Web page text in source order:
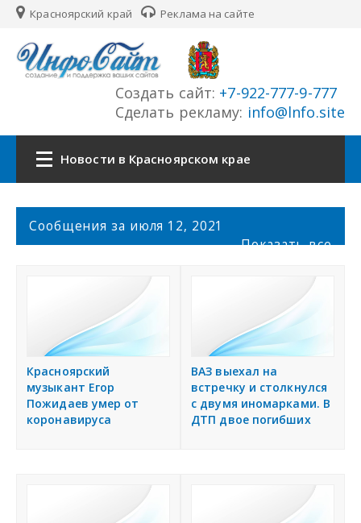
Красноярский край Реклама на сайте
Создать сайт: +7-922-777-9-777
Сделать рекламу: info@lnfo.site
Новости в Красноярском крае
Главная
История края
Подать объявление
Регионы России
Сообщения за июля 12, 2021
Показать все
Красноярский
музыкант Егор
Пожидаев умер от
коронавируса
ВАЗ выехал на
встречку и столкнулся
с двумя иномарками. В
ДТП двое погибших